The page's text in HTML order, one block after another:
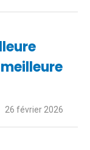
26 février 2026